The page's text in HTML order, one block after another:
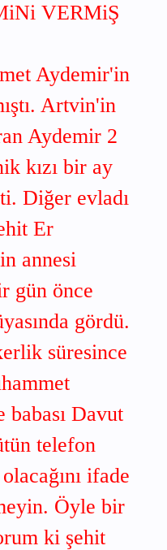
VERMiŞ
Aydemir'in
Artvin'in
Aydemir 2
kızı bir ay
Diğer evladı
Er
annesi
gün önce
gördü.
süresince
Davut
telefon
ifade
Öyle bir
ki şehit